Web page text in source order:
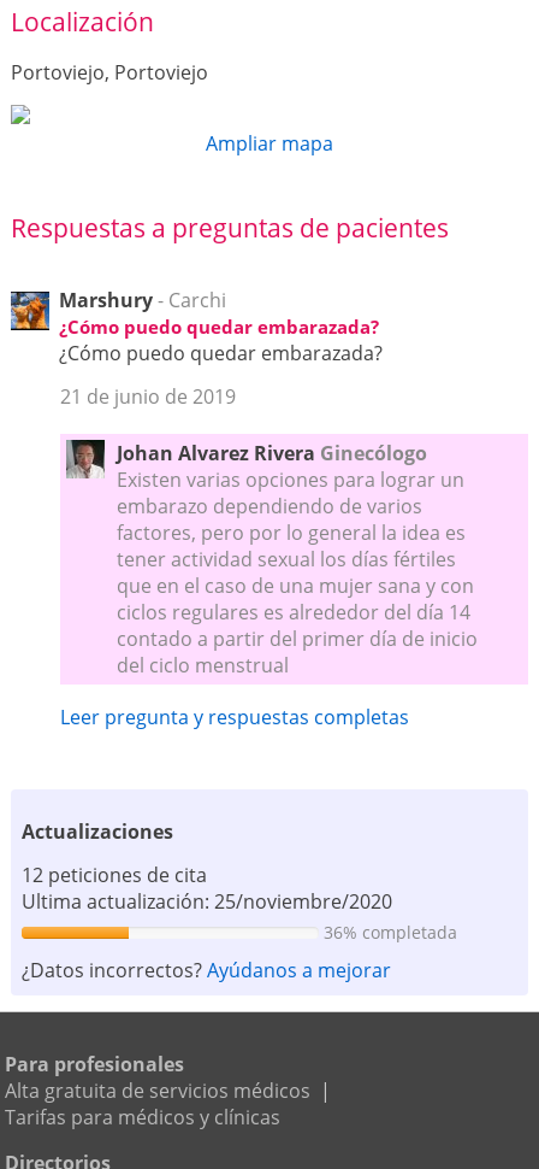
Localización
Portoviejo, Portoviejo
Ampliar mapa
Respuestas a preguntas de pacientes
Marshury- Carchi
¿Cómo puedo quedar embarazada?
¿Cómo puedo quedar embarazada?
21 de junio de 2019
Johan Alvarez Rivera Ginecólogo
Existen varias opciones para lograr un
embarazo dependiendo de varios
factores, pero por lo general la idea es
tener actividad sexual los días fértiles
que en el caso de una mujer sana y con
ciclos regulares es alrededor del día 14
contado a partir del primer día de inicio
del ciclo menstrual
Leer pregunta y respuestas completas
Actualizaciones
12 peticiones de cita
Ultima actualización: 25/noviembre/2020
36% completada
¿Datos incorrectos?Ayúdanos a mejorar
Para profesionales
Alta gratuita de servicios médicos |
Tarifas para médicos y clínicas
Directorios